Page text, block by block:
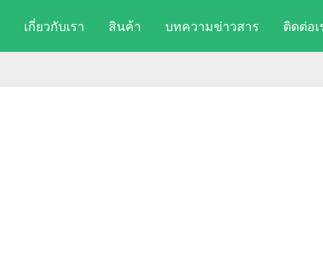
เกี่ยวกับเรา สินค้า บทความข่าวสาร ติดต่อเ